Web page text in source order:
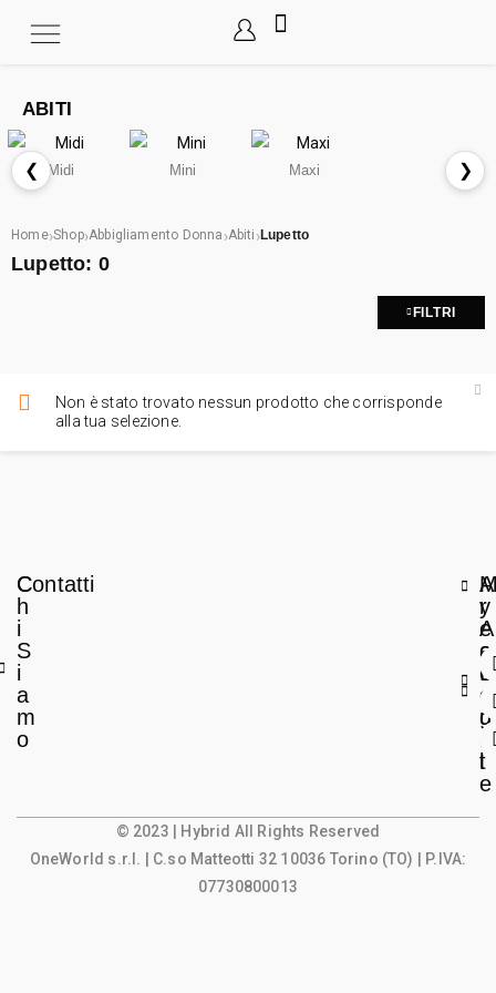
ABITI
❮ Midi Mini Maxi ❯
Home›Shop›Abbigliamento Donna ›Abiti ›Lupetto
Lupetto: 0
FILTRI
Non è stato trovato nessun prodotto che corrisponde
alla tua selezione.
C
h
i
S
i
a
m
o
Contatti
A
r
e
a
L
e
g
l
e
y
A
c
c
o
u
t
© 2023 | Hybrid All Rights Reserved
OneWorld s.r.l.
| C.so Matteotti 32 10036 Torino (TO) | P.IVA:
07730800013